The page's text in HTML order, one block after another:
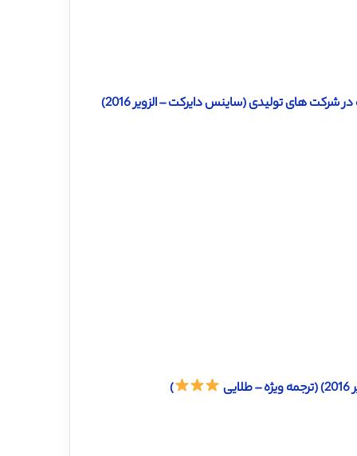
دانلود ترجمه مقاله مدل ترتیبی فازی جهت تحقق برنامه ریزی استراتژیک در شرکت های تولیدی (ساینس دایرکت – الزویر 2016)
)